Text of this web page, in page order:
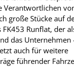
Verantwortlichen
große Stücke auf
Runflat, der
das Unternehmen
auch für weitere
führender